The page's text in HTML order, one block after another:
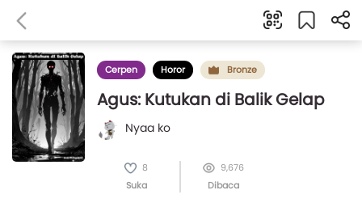
Cerpen Horor Bronze
Agus: Kutukan di Balik Gelap
Nyaa ko
8
Suka
9,676
Dibaca